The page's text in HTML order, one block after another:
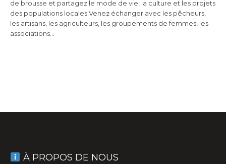
de brousse et partagez le mode de vie, la culture et les projets
des populations locales.Venez échanger avec les pêcheurs,
les artisans, les agriculteurs, les groupements de femmes, les
associations…
À PROPOS DE NOUS